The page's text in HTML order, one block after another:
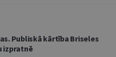
Publiskā kārtība Briseles
izpratnē